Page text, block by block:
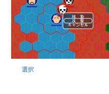
選択